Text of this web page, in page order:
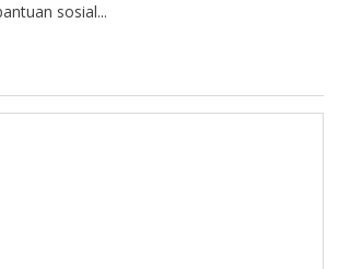
sosial...